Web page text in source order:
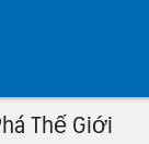
Thế Giới